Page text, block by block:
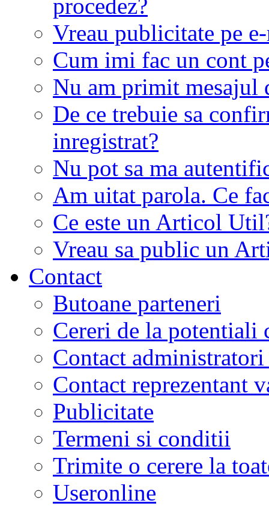
procedez?
Vreau publicitate pe
Cum imi fac un cont
Nu am primit mesajul
De ce trebuie sa
inregistrat?
Nu pot sa ma
Am uitat parola. Ce
Ce este un Articol
Vreau sa public un
Contact
Butoane parteneri
Cereri de la potentiali
Contact
Contact reprezentant
Publicitate
Termeni si conditii
Trimite o cerere la
Useronline